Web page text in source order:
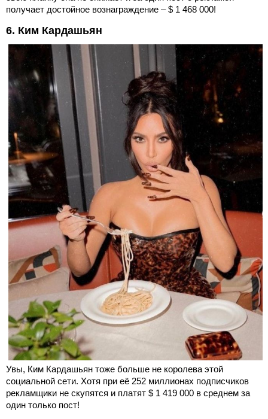
получает достойное вознаграждение – $ 1 468 000!
6. Ким Кардашьян
Увы, Ким Кардашьян тоже больше не королева этой
социальной сети. Хотя при её 252 миллионах подписчиков
рекламщики не скупятся и платят $ 1 419 000 в среднем за
один только пост!